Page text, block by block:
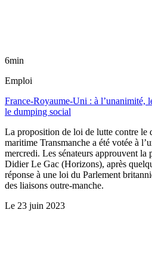
6min
Emploi
France-Royaume-Uni : à l’unanimité,
le dumping social
La proposition de loi de lutte contre le
maritime Transmanche a été votée à
mercredi. Les sénateurs approuvent la
Didier Le Gac (Horizons), après
réponse à une loi du Parlement
des liaisons outre-manche.
Le 23 juin 2023